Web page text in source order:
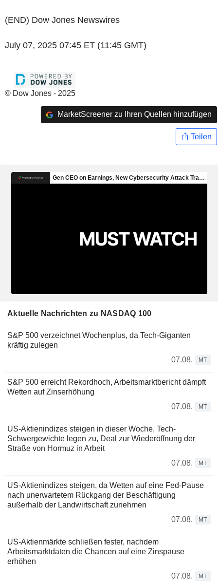
(END) Dow Jones Newswires
July 07, 2025 07:45 ET (11:45 GMT)
© Dow Jones - 2025
MarketScreener zu Ihren Quellen hinzufügen
Teilen
Aktuelle Nachrichten zu NASDAQ 100
S&P 500 verzeichnet Wochenplus, da Tech-Giganten
kräftig zulegen
07.08.
MT
S&P 500 erreicht Rekordhoch, Arbeitsmarktbericht dämpft
Wetten auf Zinserhöhung
07.08.
MT
US-Aktienindizes steigen in dieser Woche, Tech-
Schwergewichte legen zu, Deal zur Wiederöffnung der
Straße von Hormuz in Arbeit
07.08.
MT
US-Aktienindizes steigen, da Wetten auf eine Fed-Pause
nach unerwartetem Rückgang der Beschäftigung
außerhalb der Landwirtschaft zunehmen
07.08.
MT
US-Aktienmärkte schließen fester, nachdem
Arbeitsmarktdaten die Chancen auf eine Zinspause
erhöhen
07.08.
MT